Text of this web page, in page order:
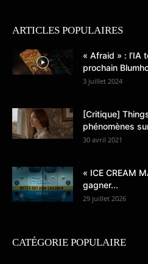
ARTICLES POPULAIRES
« Afraid » : l’IA
prochain
3 juillet 2024
[Critique]
phénomènes
30 avril 2021
« ICE CREAM
gagner...
29 juillet 2026
CATÉGORIE POPULAIRE